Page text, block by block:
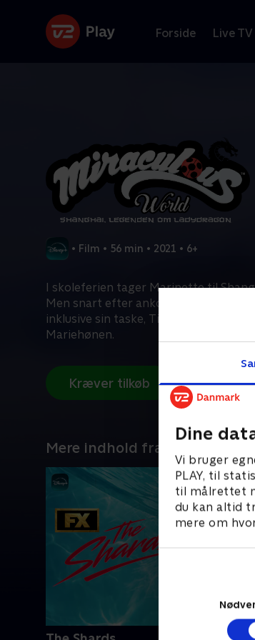
Dine
Vi bruger
PLAY, til
til målrettet
du kan altid
mere om
Forside Live TV
• Film • 56 min • 2021 • 6+
I skoleferien tager Marinette til
Men snart efter ankomsten mister
inklusive sin taske, Tikki... og det
Mariehønen.
Kræver tilkøb
Mere indhold fra Disney+